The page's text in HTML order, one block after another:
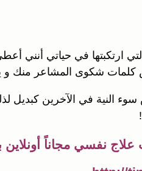
ارتكبتها في حياتي
كلمات شكوى المشاعر منك و
سوء النية في الآخرين
نفسي مجاناً أونلاين